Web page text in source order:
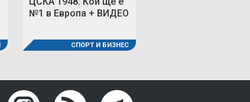
№1 в Европа + ВИДЕО
СПОРТ И БИЗНЕС